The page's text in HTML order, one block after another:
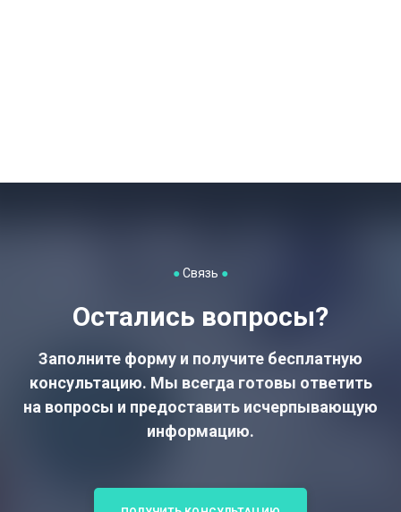
● Связь ●
Остались вопросы?
Заполните форму и получите бесплатную
консультацию. Мы всегда готовы ответить
на вопросы и предоставить исчерпывающую
информацию.